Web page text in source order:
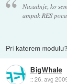
Nazadnje, ko
ampak RES
Pri katerem
BigWhale
::26. avg